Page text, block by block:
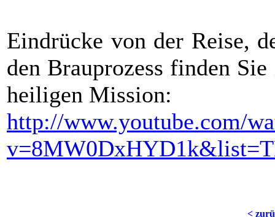
Eindrücke von der Reise,
den Brauprozess finden
heiligen Mission:
http://www.youtube.com/
<